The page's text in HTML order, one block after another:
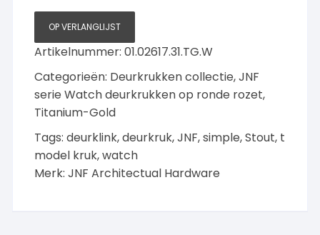
garnituur
met
indicatie,
Titanium-
Gold
aantal
OP VERLANGLIJST
Artikelnummer:01.02617.31.TG.W
Categorieën: Deurkrukken collectie,JNF
serie Watch deurkrukken op ronde rozet,
Titanium-Gold
Tags:deurklink,deurkruk,JNF,simple,Stout, t
model kruk,watch
Merk:JNF Architectual Hardware